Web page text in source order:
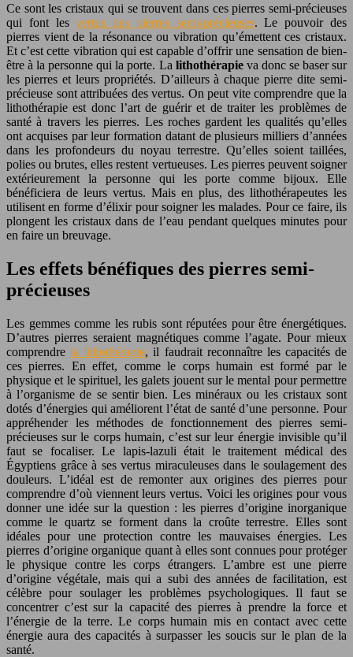
Ce sont les cristaux qui se trouvent dans ces pierres semi-précieuses
qui font lesvertus des pierres semi-précieuses. Le pouvoir des
pierres vient de la résonance ou vibration qu’émettent ces cristaux.
Et c’est cette vibration qui est capable d’offrir une sensation de bien-
être à la personne qui la porte. La lithothérapieva donc se baser sur
les pierres et leurs propriétés. D’ailleurs à chaque pierre dite semi-
précieuse sont attribuées des vertus. On peut vite comprendre que la
lithothérapie est donc l’art de guérir et de traiter les problèmes de
santé à travers les pierres. Les roches gardent les qualités qu’elles
ont acquises par leur formation datant de plusieurs milliers d’années
dans les profondeurs du noyau terrestre. Qu’elles soient taillées,
polies ou brutes, elles restent vertueuses. Les pierres peuvent soigner
extérieurement la personne qui les porte comme bijoux. Elle
bénéficiera de leurs vertus. Mais en plus, des lithothérapeutes les
utilisent en forme d’élixir pour soigner les malades. Pour ce faire, ils
plongent les cristaux dans de l’eau pendant quelques minutes pour
en faire un breuvage.
Les effets bénéfiques des pierres semi-
précieuses
Les gemmes comme les rubis sont réputées pour être énergétiques.
D’autres pierres seraient magnétiques comme l’agate. Pour mieux
comprendrela lithothérapie, il faudrait reconnaître les capacités de
ces pierres. En effet, comme le corps humain est formé par le
physique et le spirituel, les galets jouent sur le mental pour permettre
à l’organisme de se sentir bien. Les minéraux ou les cristaux sont
dotés d’énergies qui améliorent l’état de santé d’une personne. Pour
appréhender les méthodes de fonctionnement des pierres semi-
précieuses sur le corps humain, c’est sur leur énergie invisible qu’il
faut se focaliser. Le lapis-lazuli était le traitement médical des
Égyptiens grâce à ses vertus miraculeuses dans le soulagement des
douleurs. L’idéal est de remonter aux origines des pierres pour
comprendre d’où viennent leurs vertus. Voici les origines pour vous
donner une idée sur la question : les pierres d’origine inorganique
comme le quartz se forment dans la croûte terrestre. Elles sont
idéales pour une protection contre les mauvaises énergies. Les
pierres d’origine organique quant à elles sont connues pour protéger
le physique contre les corps étrangers. L’ambre est une pierre
d’origine végétale, mais qui a subi des années de facilitation, est
célèbre pour soulager les problèmes psychologiques. Il faut se
concentrer c’est sur la capacité des pierres à prendre la force et
l’énergie de la terre. Le corps humain mis en contact avec cette
énergie aura des capacités à surpasser les soucis sur le plan de la
santé.